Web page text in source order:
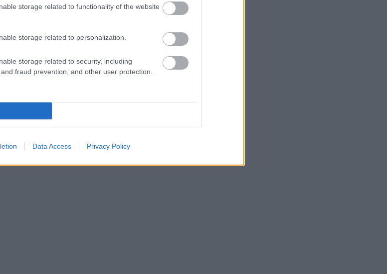
storage related to functionality of the website
storage related to personalization.
storage related to security, including
fraud prevention, and other user protection.
Data Access Privacy Policy